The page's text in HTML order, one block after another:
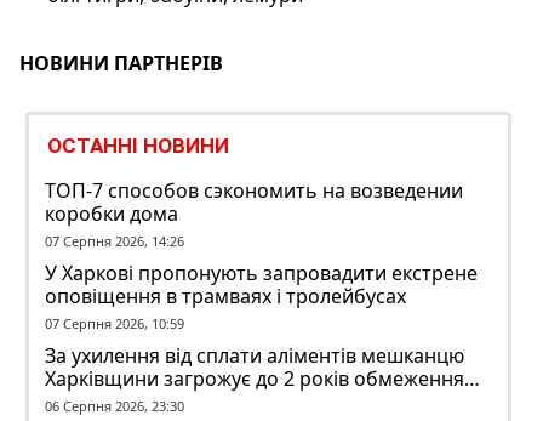
НОВИНИ ПАРТНЕРІВ
ОСТАННІ НОВИНИ
ТОП-7 способов сэкономить на возведении
коробки дома
07 Серпня 2026, 14:26
У Харкові пропонують запровадити екстрене
оповіщення в трамваях і тролейбусах
07 Серпня 2026, 10:59
За ухилення від сплати аліментів мешканцю
Харківщини загрожує до 2 років обмеження
волі
06 Серпня 2026, 23:30